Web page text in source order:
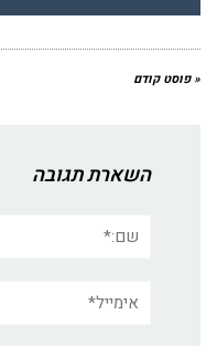
« פוסט קודם
השארת תגובה